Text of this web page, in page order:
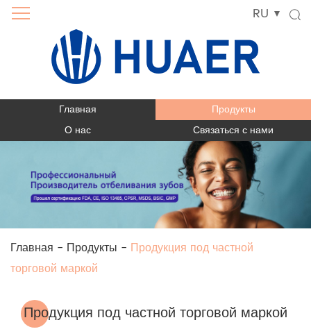
RU
Главная
Продукты
О нас
Связаться с нами
Главная - Продукты - Продукция под частной
торговой маркой
Продукция под частной торговой маркой